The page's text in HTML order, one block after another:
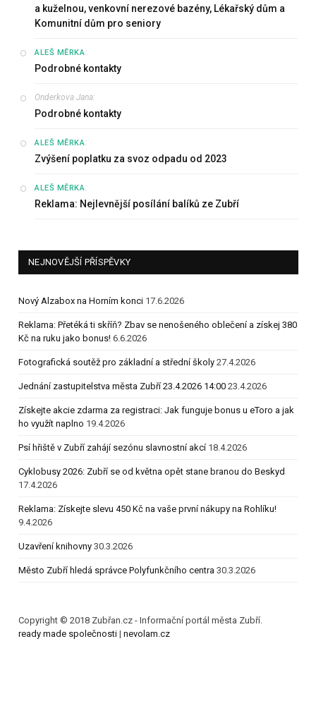
a kuželnou, venkovní nerezové bazény, Lékařský dům a
Komunitní dům pro seniory
ALEŠ MĚRKA:
Podrobné kontakty
Onderkova Jana:
Podrobné kontakty
ALEŠ MĚRKA:
Zvýšení poplatku za svoz odpadu od 2023
ALEŠ MĚRKA:
Reklama: Nejlevnější posílání balíků ze Zubří
NEJNOVĚJŠÍ PŘÍSPĚVKY
Nový Alzabox na Horním konci 17.6.2026
Reklama: Přetéká ti skříň? Zbav se nenošeného oblečení a získej 380
Kč na ruku jako bonus! 6.6.2026
Fotografická soutěž pro základní a střední školy 27.4.2026
Jednání zastupitelstva města Zubří 23.4.2026 14:00 23.4.2026
Získejte akcie zdarma za registraci: Jak funguje bonus u eToro a jak
ho využít naplno 19.4.2026
Psí hřiště v Zubří zahájí sezónu slavnostní akcí 18.4.2026
Cyklobusy 2026: Zubří se od května opět stane branou do Beskyd
17.4.2026
Reklama: Získejte slevu 450 Kč na vaše první nákupy na Rohlíku!
9.4.2026
Uzavření knihovny 30.3.2026
Město Zubří hledá správce Polyfunkčního centra 30.3.2026
Copyright © 2018 Zubřan.cz - Informační portál města Zubří.
ready made společnosti | nevolam.cz